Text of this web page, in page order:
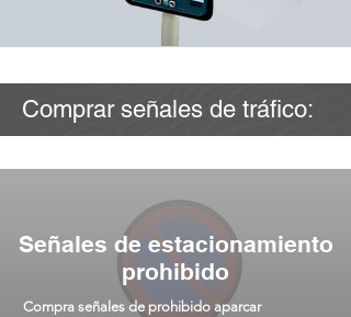
Comprar señales de tráfico:
Señales de estacionamiento
prohibido
Compra señales de prohibido aparcar